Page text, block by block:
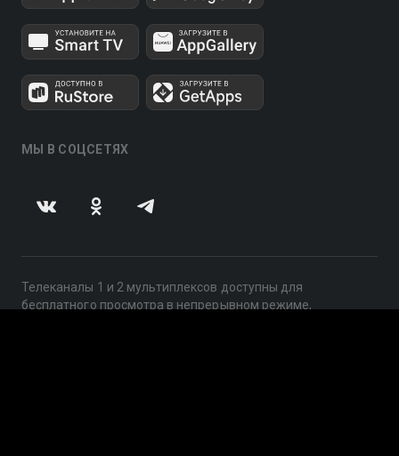
МЫ В СОЦСЕТЯХ
Телеканалы 1 и 2 мультиплексов доступны для
бесплатного просмотра в непрерывном режиме,